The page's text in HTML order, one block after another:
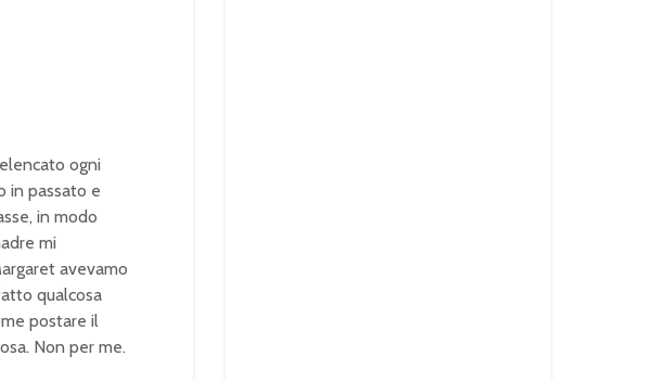
ogni
in passato e
in modo
mi
avevamo
qualcosa
postare il
Non per me.